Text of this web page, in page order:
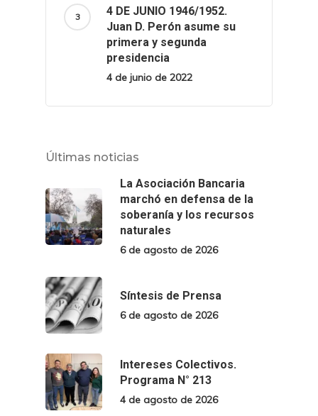
4 DE JUNIO 1946/1952.
Juan D. Perón asume su
primera y segunda
presidencia
4 de junio de 2022
Últimas noticias
La Asociación Bancaria
marchó en defensa de la
soberanía y los recursos
naturales
6 de agosto de 2026
Síntesis de Prensa
6 de agosto de 2026
Intereses Colectivos.
Programa N° 213
4 de agosto de 2026